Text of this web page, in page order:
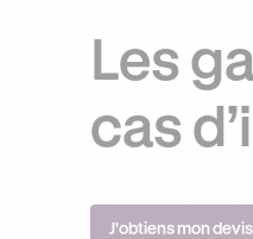
Les
cas
J'obtiens mon